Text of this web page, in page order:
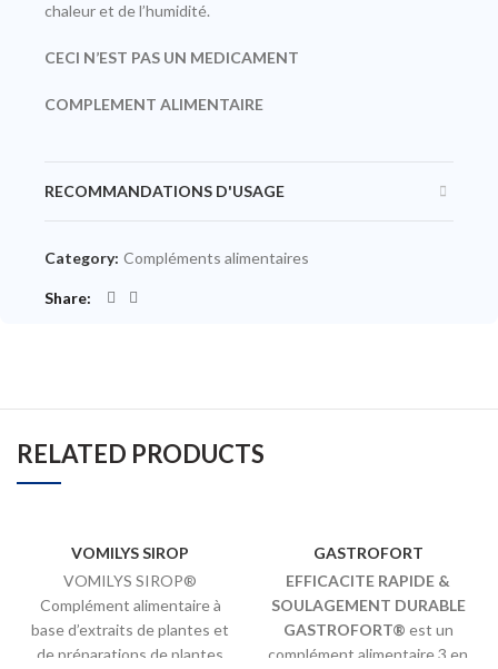
chaleur et de l’humidité.
CECI N’EST PAS UN MEDICAMENT
COMPLEMENT ALIMENTAIRE
RECOMMANDATIONS D'USAGE
Category: Compléments alimentaires
Share
RELATED PRODUCTS
VOMILYS SIROP
VOMILYS SIROP®
Complément alimentaire à
base d’extraits de plantes et
de préparations de plantes
GASTROFORT
EFFICACITE RAPIDE &
SOULAGEMENT DURABLE
GASTROFORT® est un
complément alimentaire 3 en